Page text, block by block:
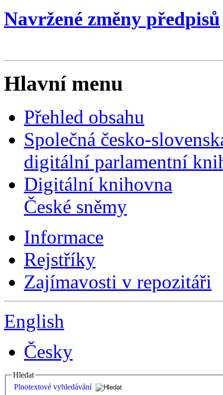
Navržené změny předpisů
Hlavní menu
Přehled obsahu
Společná česko-
digitální parlamentní
Digitální knihovna
České sněmy
Informace
Rejstříky
Zajímavosti v repozitáři
English
Česky
Hledat
Plnotextové vyhledávání